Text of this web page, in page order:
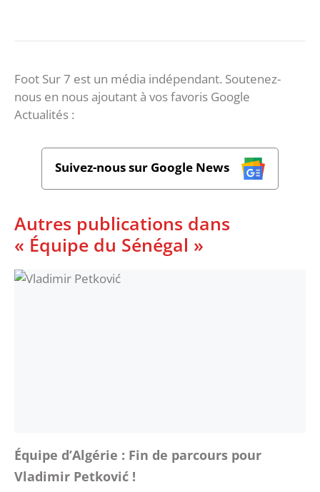
Foot Sur 7 est un média indépendant. Soutenez-
nous en nous ajoutant à vos favoris Google
Actualités :
Suivez-nous sur Google News
Autres publications dans
« Équipe du Sénégal »
Équipe d’Algérie : Fin de parcours pour
Vladimir Petković !